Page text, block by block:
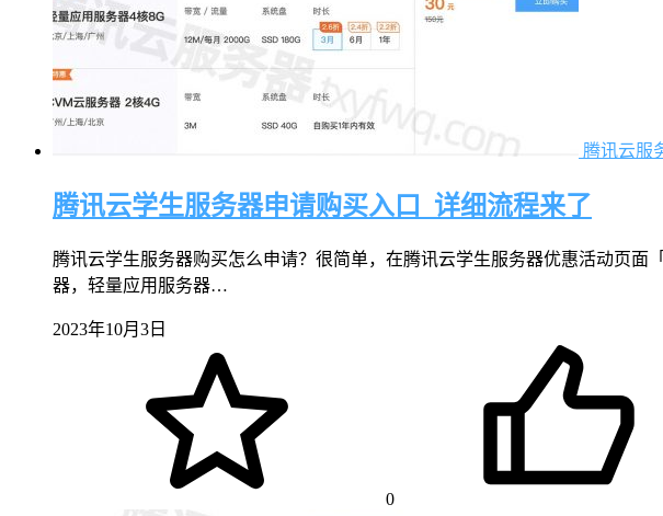
腾讯云服
腾讯云学生服务器申请购买入口_详细流程来了
腾讯云学生服务器购买怎么申请？很简单，在腾讯云学生服务器优惠活动页
器，轻量应用服务器…
2023年10月3日
0